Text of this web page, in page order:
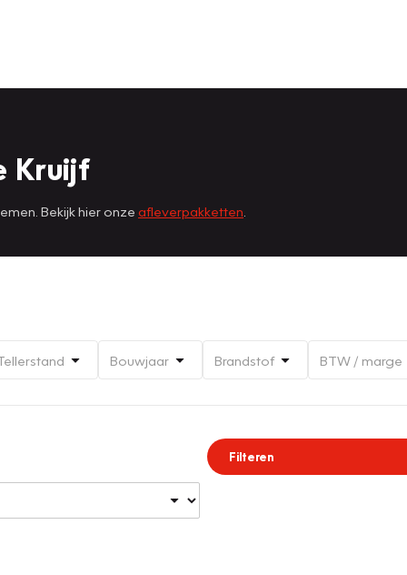
Kruijf
Bekijk hier onze afleverpakketten
Bouwjaar Brandstof BTW / marge
Filteren